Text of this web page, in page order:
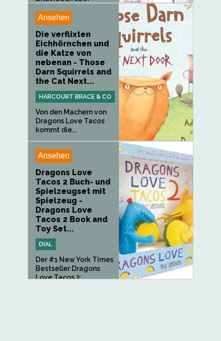
Ansehen
Die verflixten
Eichhörnchen und
die Katze von
nebenan - Those
Darn Squirrels and
the Cat Next...
HARCOURT BRACE & CO
Von den Machern von
Dragons Love Tacos
kommt die...
Ansehen
Dragons Love
Tacos 2 Buch- und
Spielzeugset mit
Spielzeug -
Dragons Love
Tacos 2 Book and
Toy Set...
DIAL
Der #1 New York Times
Bestseller Dragons
Love Tacos 2:...